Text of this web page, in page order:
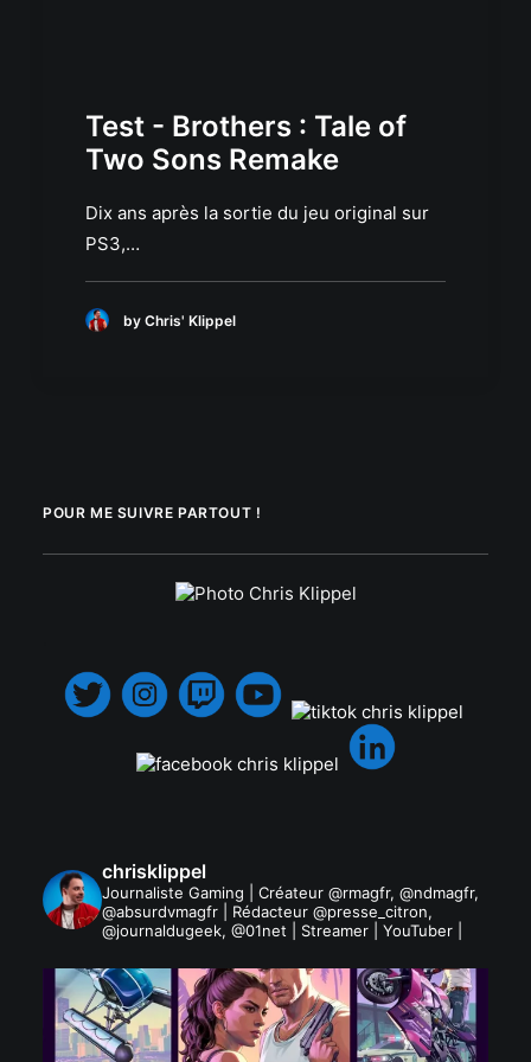
Test - Brothers : Tale of
Two Sons Remake
Dix ans après la sortie du jeu original sur
PS3,…
by Chris' Klippel
POUR ME SUIVRE PARTOUT !
chrisklippel
Journaliste Gaming | Créateur @rmagfr, @ndmagfr,
@absurdvmagfr | Rédacteur @presse_citron,
@journaldugeek, @01net | Streamer | YouTuber |